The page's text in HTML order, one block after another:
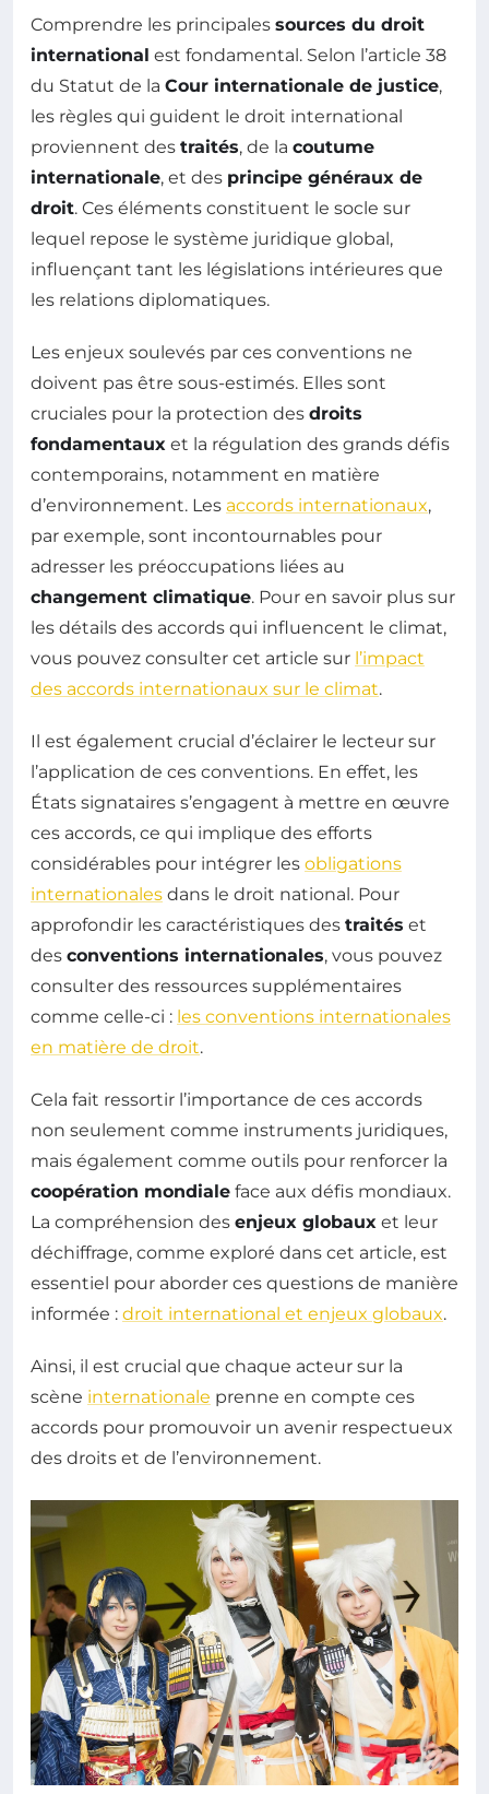
Comprendre les principales sources du droit
international est fondamental. Selon l’article 38
du Statut de la Cour internationale de justice,
les règles qui guident le droit international
proviennent des traités, de la coutume
internationale, et des principe généraux de
droit. Ces éléments constituent le socle sur
lequel repose le système juridique global,
influençant tant les législations intérieures que
les relations diplomatiques.
Les enjeux soulevés par ces conventions ne
doivent pas être sous-estimés. Elles sont
cruciales pour la protection des droits
fondamentaux et la régulation des grands défis
contemporains, notamment en matière
d’environnement. Les accords internationaux,
par exemple, sont incontournables pour
adresser les préoccupations liées au
changement climatique. Pour en savoir plus sur
les détails des accords qui influencent le climat,
vous pouvez consulter cet article sur l’impact
des accords internationaux sur le climat.
Il est également crucial d’éclairer le lecteur sur
l’application de ces conventions. En effet, les
États signataires s’engagent à mettre en œuvre
ces accords, ce qui implique des efforts
considérables pour intégrer les obligations
internationales dans le droit national. Pour
approfondir les caractéristiques des traités et
des conventions internationales, vous pouvez
consulter des ressources supplémentaires
comme celle-ci : les conventions internationales
en matière de droit.
Cela fait ressortir l’importance de ces accords
non seulement comme instruments juridiques,
mais également comme outils pour renforcer la
coopération mondiale face aux défis mondiaux.
La compréhension des enjeux globaux et leur
déchiffrage, comme exploré dans cet article, est
essentiel pour aborder ces questions de manière
informée : droit international et enjeux globaux.
Ainsi, il est crucial que chaque acteur sur la
scène internationale prenne en compte ces
accords pour promouvoir un avenir respectueux
des droits et de l’environnement.